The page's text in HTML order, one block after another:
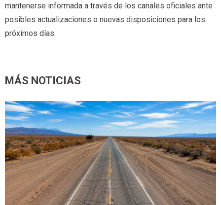
mantenerse informada a través de los canales oficiales ante
posibles actualizaciones o nuevas disposiciones para los
próximos días.
MÁS NOTICIAS